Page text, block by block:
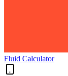
Fluid Calculator